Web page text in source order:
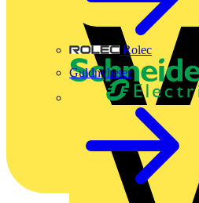
Rolec
Guldnyheter